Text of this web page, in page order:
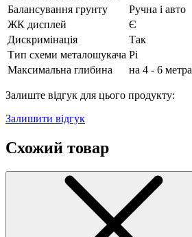
Балансування грунту
Ручна і авто
ЖК дисплей
Є
Дискримінація
Так
Тип схеми металошукача Pi
Максимальна глибина
на 4 - 6 метра
Залиште відгук для цього продукту:
Залишити відгук
Схожий товар